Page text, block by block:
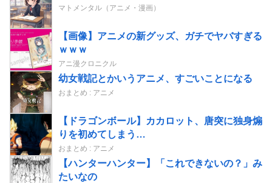
マトメンタル（アニメ・漫画）
【画像】アニメの新グッズ、ガチでヤバすぎる
ｗｗｗ
アニ漫クロニクル
幼女戦記とかいうアニメ、すごいことになる
おまとめ : アニメ
【ドラゴンボール】カカロット、唐突に独身煽
りを初めてしまう…
おまとめ : アニメ
【ハンターハンター】「これできないの？」み
たいなの